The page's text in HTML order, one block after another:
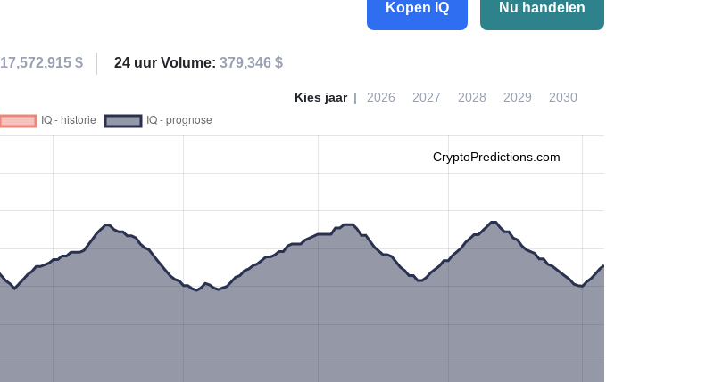
Kopen IQ Nu handelen
17,572,915 $ 24 uur Volume: 379,346 $
Kies jaar 2026 2027 2028 2029 2030
CryptoPredictions.com